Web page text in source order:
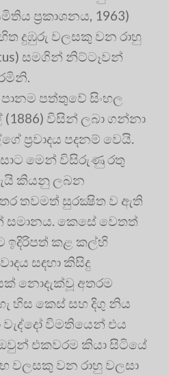
ප‍්‍රකාශනය, 1963)
දුඹුරු වලසකු වන රාහු
සමගින් නිට්ටෑවන්
පත්තුවේ සිංහල
විසින් ලබා ගන්නා
ප‍්‍රවාදය පදනම් වෙයි.
මෙන් විසිරුණු රතු
කියනු ලබන
තවමත් සුරක්‍ෂිත ව ඇති
සමානය. කෙසේ වෙතත්
ඉදිරිපත් කළ කල්හි
සඳහා කිසිදු
නොදැක්වූ අතරම
හිස කෙස් සහ දිගු නිය
වැද්දෝ විමතියෙන් එය
එකවරම කියා සිටියේ
වලසකු වන රාහු වලසා